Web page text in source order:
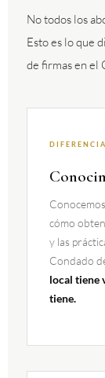
No todos los
Esto es lo que
de firmas en el
cómo
y las
Condado
local tiene
tiene.